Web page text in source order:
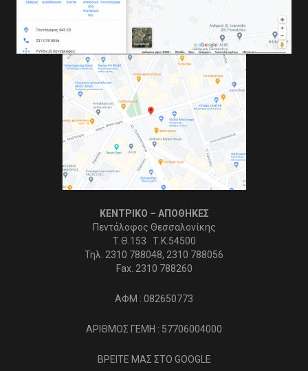
ΚΕΝΤΡΙΚΟ – ΑΠΟΘΗΚΕΣ
Πεντάλοφος Θεσσαλονίκης
Τ.Θ.153 Τ.Κ.54500
Τηλ. 2310 788048, 2310 788056
Fax. 2310 788260
ΑΦΜ : 082650773
ΑΡΙΘΜΟΣ ΓΕΜΗ : 57706004000
ΒΡΕΙΤΕ ΜΑΣ ΣΤΟ GOOGLE